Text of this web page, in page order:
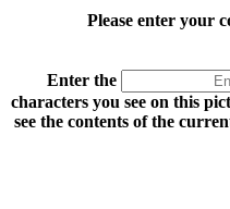
Please enter your
Enter the
characters you see on this
see the contents of the